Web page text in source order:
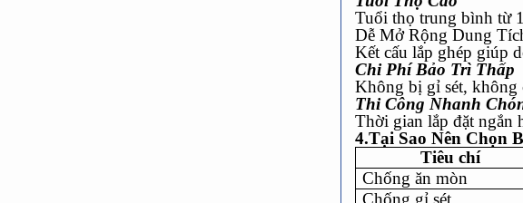
Tuổi thọ trung bình từ
Dễ Mở Rộng Dung
Kết cấu lắp ghép giúp
Chi Phí Bảo Trì Thấp
Không bị gỉ sét, không
Thi Công Nhanh
Thời gian lắp đặt ngắn
4.Tại Sao Nên Chọn
Tiêu chí
Chống ăn mòn
Chống gỉ sét